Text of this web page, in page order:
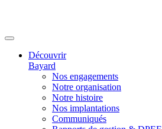
Découvrir
Bayard
Nos engagements
Notre organisation
Notre histoire
Nos implantations
Communiqués